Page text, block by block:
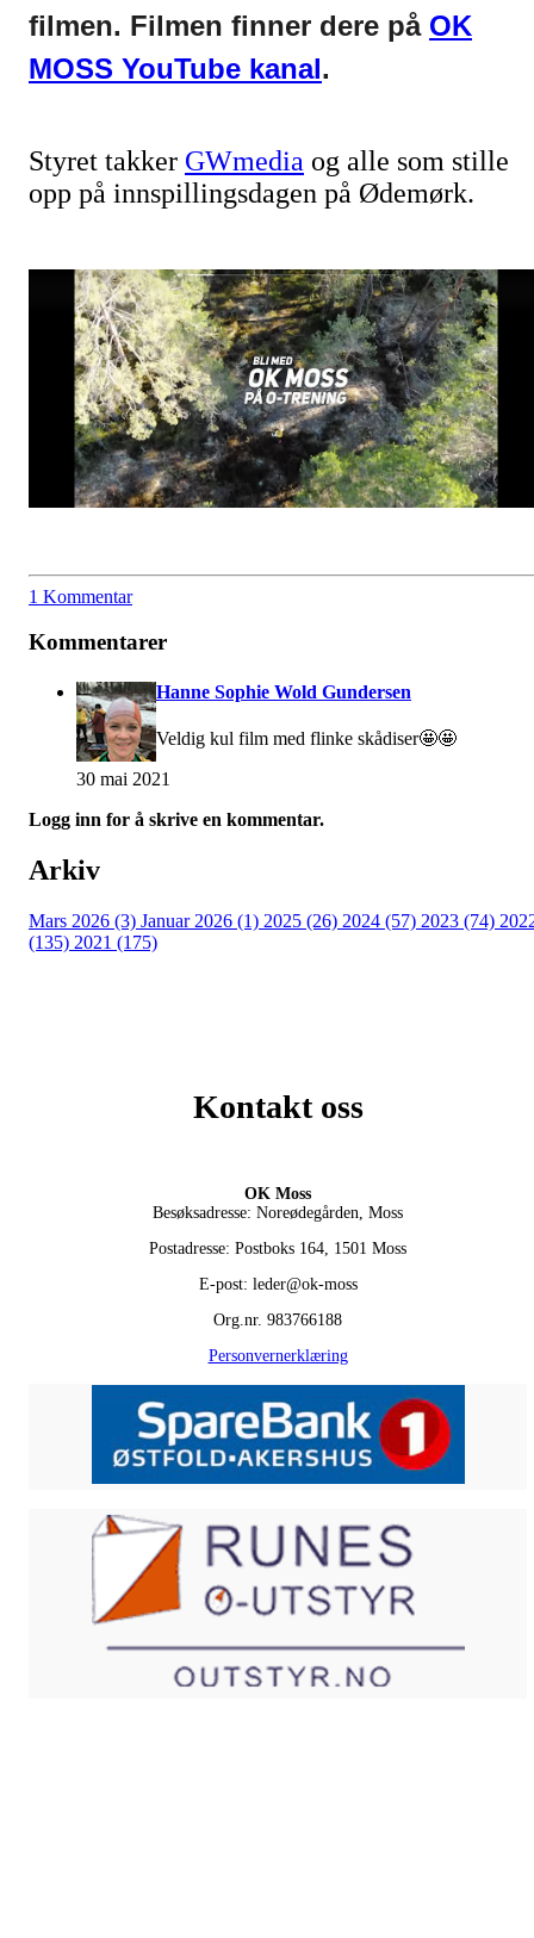
filmen. Filmen finner dere på OK
MOSS YouTube kanal.
Styret takker GWmedia og alle som stille
opp på innspillingsdagen på Ødemørk.
1 Kommentar
Kommentarer
Hanne Sophie Wold Gundersen
Veldig kul film med flinke skådiser🤩🤩
30 mai 2021
Logg inn for å skrive en kommentar.
Arkiv
Mars 2026 (3) Januar 2026 (1) 2025 (26) 2024 (57) 2023 (74)
(135) 2021 (175)
Kontakt oss
OK Moss
Besøksadresse: Noreødegården, Moss
Postadresse: Postboks 164, 1501 Moss
E-post: leder@ok-moss
Org.nr. 983766188
Personvernerklæring